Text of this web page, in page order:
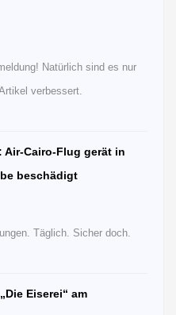
Natürlich sind es nur
verbessert.
Cairo-Flug gerät in
beschädigt
Täglich. Sicher doch.
Eiserei“ am